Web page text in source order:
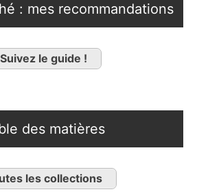
: mes recommandations
Suivez le guide !
des matières
les collections